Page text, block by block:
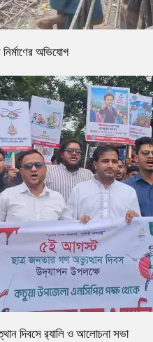
অভিযোগ
দিবসে র‌্যালি ও আলোচনা সভা